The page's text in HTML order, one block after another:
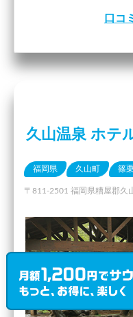
口コ
久山温泉 ホテ
福岡県 久山町 篠
〒811-2501 福岡県糟屋郡久